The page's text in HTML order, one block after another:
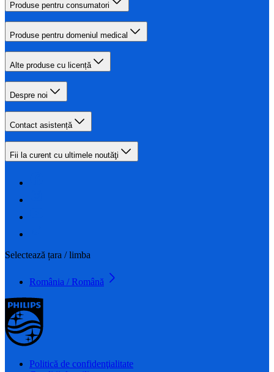
Produse pentru consumatori
Produse pentru domeniul medical
Alte produse cu licență
Despre noi
Contact asistență
Fii la curent cu ultimele noutăţi
Selectează țara / limba
România / Română
Politică de confidenţialitate